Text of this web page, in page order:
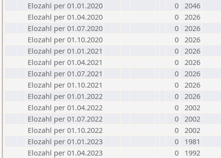
Elozahl per 01.01.2020
0 2046
Elozahl per 01.04.2020
0 2026
Elozahl per 01.07.2020
0 2026
Elozahl per 01.10.2020
0 2026
Elozahl per 01.01.2021
0 2026
Elozahl per 01.04.2021
0 2026
Elozahl per 01.07.2021
0 2026
Elozahl per 01.10.2021
0 2026
Elozahl per 01.01.2022
0 2026
Elozahl per 01.04.2022
0 2002
Elozahl per 01.07.2022
0 2002
Elozahl per 01.10.2022
0 2002
Elozahl per 01.01.2023
0
1981
Elozahl per 01.04.2023
0
1992